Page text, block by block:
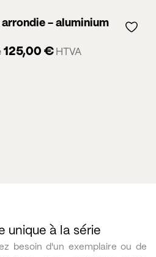
arrondie - aluminium
125,00 € HTVA
unique à la série
besoin d'un exemplaire ou de